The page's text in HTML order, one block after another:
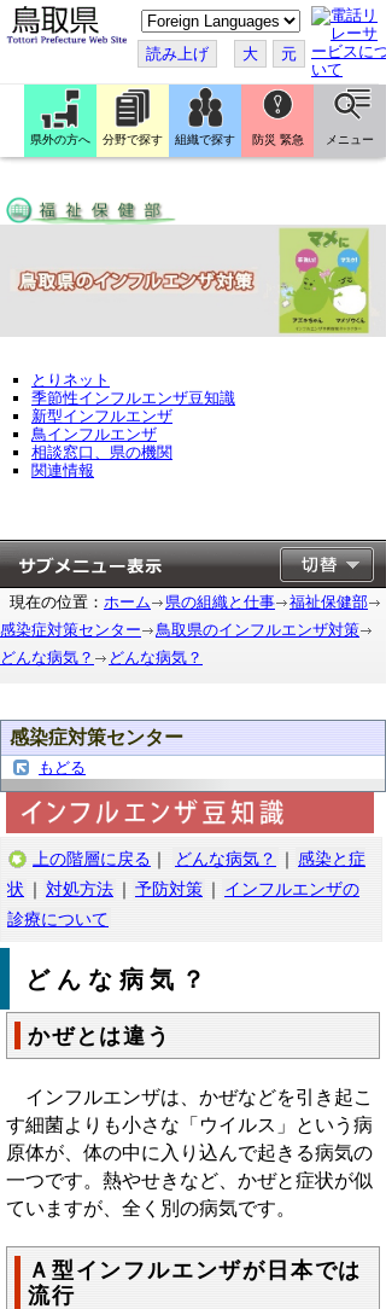
こ
の
ペ
ー
ジ
翻
訳
す
読み上げ 大 元
県外の方へ 分野で探す 組織で探す 防災 緊急 メニュー
とりネット
季節性インフルエンザ豆知識
新型インフルエンザ
鳥インフルエンザ
相談窓口、県の機関
関連情報
現在の位置： ホーム 県の組織と仕事
福祉保健部
感染症対策センター
鳥取県のインフルエンザ対策
どんな病気？
どんな病気？
感染症対策センター
もどる
上の階層に戻る ｜ どんな病気？ ｜ 感染と症
状 ｜ 対処方法 ｜ 予防対策 ｜ インフルエンザの
診療について
どんな病気？
かぜとは違う
インフルエンザは、かぜなどを引き起こ
す細菌よりも小さな「ウイルス」という病
原体が、体の中に入り込んで起きる病気の
一つです。熱やせきなど、かぜと症状が似
ていますが、全く別の病気です。
Ａ型インフルエンザが日本では
流行